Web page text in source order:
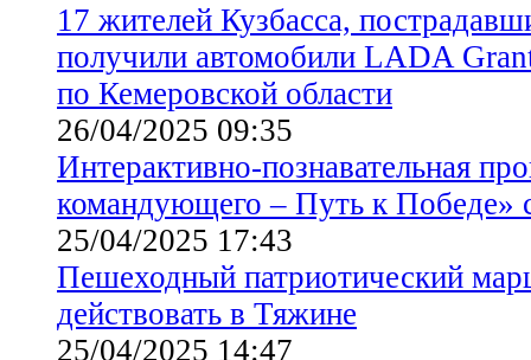
17 жителей Кузбасса,
получили автомобили LADA
по Кемеровской области
26/04/2025 09:35
Интерактивно-познавательная
командующего – Путь к Победе»
25/04/2025 17:43
Пешеходный патриотический
действовать в Тяжине
25/04/2025 14:47